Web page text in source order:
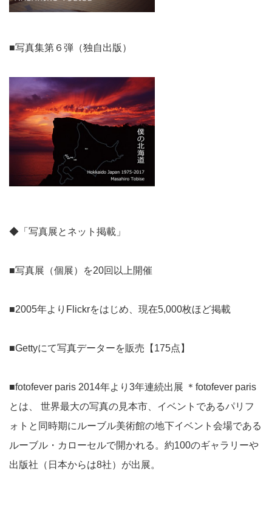
■写真集第６弾（独自出版）
◆「写真展とネット掲載」
■写真展（個展）を20回以上開催
■2005年よりFlickrをはじめ、現在5,000枚ほど掲載
■Gettyにて写真データーを販売【175点】
■fotofever paris 2014年より3年連続出展 ＊fotofever paris
とは、 世界最大の写真の見本市、イベントであるパリフ
ォトと同時期にルーブル美術館の地下イベント会場である
ルーブル・カローセルで開かれる。約100のギャラリーや
出版社（日本からは8社）が出展。